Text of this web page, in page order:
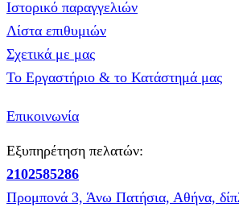
Ιστορικό παραγγελιών
Λίστα επιθυμιών
Σχετικά με μας
Το Εργαστήριο & το Κατάστημά μας
Επικοινωνία
Εξυπηρέτηση πελατών:
2102585286
Προμπονά 3, Άνω Πατήσια, Αθήνα,